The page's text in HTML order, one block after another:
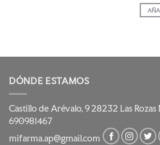
DÓNDE ESTAMOS
Castillo de Arévalo, 9 28232 Las
690981467
mifarma.ap@gmail.com